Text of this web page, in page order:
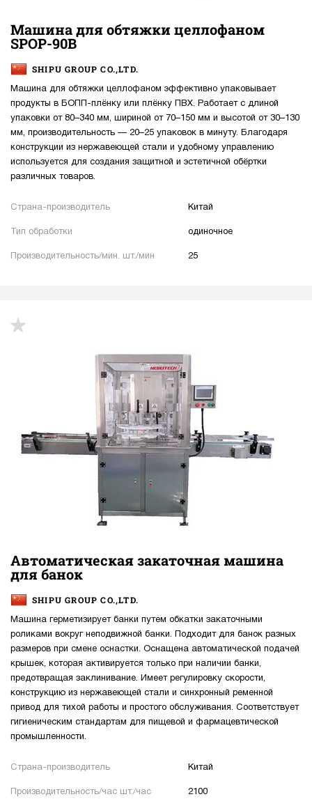
Машина для обтяжки целлофаном
SPOP-90B
SHIPU GROUP CO.,LTD.
Машина для обтяжки целлофаном эффективно упаковывает
продукты в БОПП-плёнку или плёнку ПВХ. Работает с длиной
упаковки от 80–340 мм, шириной от 70–150 мм и высотой от 30–130
мм, производительность — 20–25 упаковок в минуту. Благодаря
конструкции из нержавеющей стали и удобному управлению
используется для создания защитной и эстетичной обёртки
различных товаров.
Страна-производитель Китай
Тип обработки одиночное
Производительность/мин. шт./мин 25
Автоматическая закаточная машина
для банок
SHIPU GROUP CO.,LTD.
Машина герметизирует банки путем обкатки закаточными
роликами вокруг неподвижной банки. Подходит для банок разных
размеров при смене оснастки. Оснащена автоматической подачей
крышек, которая активируется только при наличии банки,
предотвращая заклинивание. Имеет регулировку скорости,
конструкцию из нержавеющей стали и синхронный ременной
привод для тихой работы и простого обслуживания. Соответствует
гигиеническим стандартам для пищевой и фармацевтической
промышленности.
Страна-производитель Китай
Производительность/час шт./час 2100